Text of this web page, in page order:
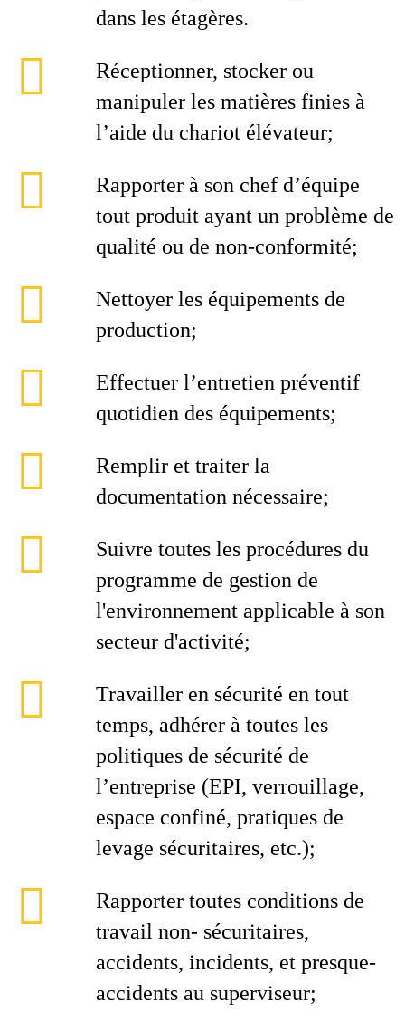
dans les étagères.
Réceptionner, stocker ou
manipuler les matières finies à
l’aide du chariot élévateur;
Rapporter à son chef d’équipe
tout produit ayant un problème de
qualité ou de non-conformité;
Nettoyer les équipements de
production;
Effectuer l’entretien préventif
quotidien des équipements;
Remplir et traiter la
documentation nécessaire;
Suivre toutes les procédures du
programme de gestion de
l'environnement applicable à son
secteur d'activité;
Travailler en sécurité en tout
temps, adhérer à toutes les
politiques de sécurité de
l’entreprise (EPI, verrouillage,
espace confiné, pratiques de
levage sécuritaires, etc.);
Rapporter toutes conditions de
travail non- sécuritaires,
accidents, incidents, et presque-
accidents au superviseur;